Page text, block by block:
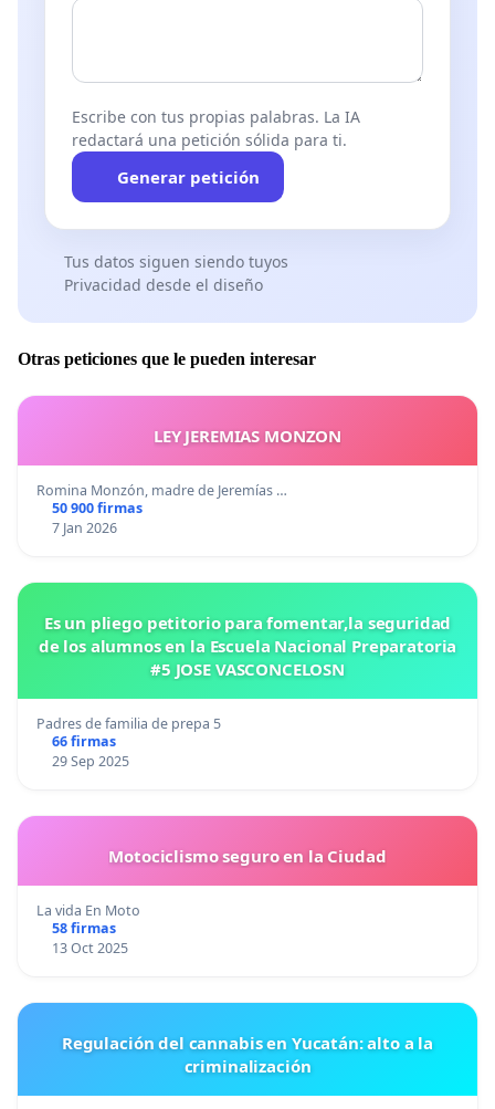
Escribe con tus propias palabras. La IA
redactará una petición sólida para ti.
Generar petición
Tus datos siguen siendo tuyos
Privacidad desde el diseño
Otras peticiones que le pueden interesar
LEY JEREMIAS MONZON
Romina Monzón, madre de Jeremías …
50 900 firmas
7 Jan 2026
Es un pliego petitorio para fomentar,la seguridad
de los alumnos en la Escuela Nacional Preparatoria
#5 JOSE VASCONCELOSN
Padres de familia de prepa 5
66 firmas
29 Sep 2025
Motociclismo seguro en la Ciudad
La vida En Moto
58 firmas
13 Oct 2025
Regulación del cannabis en Yucatán: alto a la
criminalización